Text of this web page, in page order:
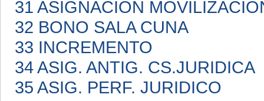
31 ASIGNACIÓN
32 BONO SALA CUNA
33 INCREMENTO
34 ASIG. ANTIG. CS.JURIDICA
35 ASIG. PERF. JURIDICO